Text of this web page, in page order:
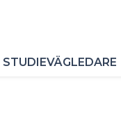
STUDIEVÄGLEDARE